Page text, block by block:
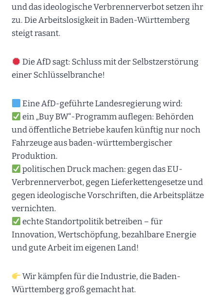
und das ideologische Verbrennerverbot setzen ihr
zu. Die Arbeitslosigkeit in Baden-Württemberg
steigt rasant.
Die AfD sagt: Schluss mit der Selbstzerstörung
einer Schlüsselbranche!
Eine AfD-geführte Landesregierung wird:
ein „Buy BW“-Programm auflegen: Behörden
und öffentliche Betriebe kaufen künftig nur noch
Fahrzeuge aus baden-württembergischer
Produktion.
politischen Druck machen: gegen das EU-
Verbrennerverbot, gegen Lieferkettengesetze und
gegen ideologische Vorschriften, die Arbeitsplätze
vernichten.
echte Standortpolitik betreiben – für
Innovation, Wertschöpfung, bezahlbare Energie
und gute Arbeit im eigenen Land!
Wir kämpfen für die Industrie, die Baden-
Württemberg groß gemacht hat.